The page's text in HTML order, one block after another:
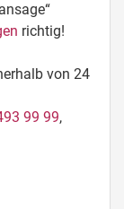
richtig!
von 24
99 99,